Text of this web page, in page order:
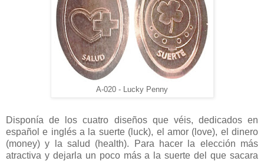
A-020 - Lucky Penny
Disponía de los cuatro diseños que véis, dedicados en
español e inglés a la suerte (luck), el amor (love), el dinero
(money) y la salud (health). Para hacer la elección más
atractiva y dejarla un poco más a la suerte del que sacara